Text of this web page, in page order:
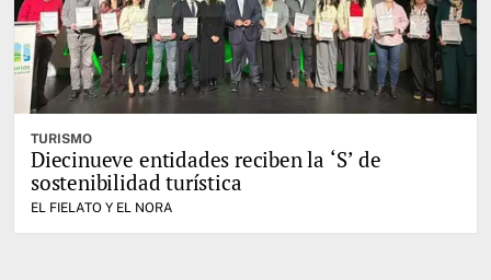
TURISMO
Diecinueve entidades reciben la ‘S’ de
sostenibilidad turística
EL FIELATO Y EL NORA